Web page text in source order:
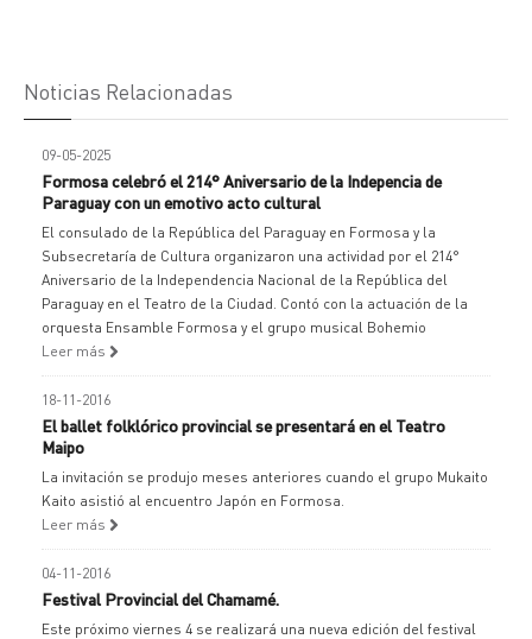
Noticias Relacionadas
09-05-2025
Formosa celebró el 214° Aniversario de la Indepencia de
Paraguay con un emotivo acto cultural
El consulado de la República del Paraguay en Formosa y la
Subsecretaría de Cultura organizaron una actividad por el 214°
Aniversario de la Independencia Nacional de la República del
Paraguay en el Teatro de la Ciudad. Contó con la actuación de la
orquesta Ensamble Formosa y el grupo musical Bohemio
Leer más
18-11-2016
El ballet folklórico provincial se presentará en el Teatro
Maipo
La invitación se produjo meses anteriores cuando el grupo Mukaito
Kaito asistió al encuentro Japón en Formosa.
Leer más
04-11-2016
Festival Provincial del Chamamé.
Este próximo viernes 4 se realizará una nueva edición del festival